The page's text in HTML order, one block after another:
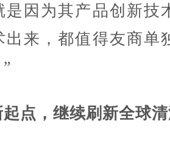
是因为其产品创新技
出来，都值得友商单
，继续刷新全球清